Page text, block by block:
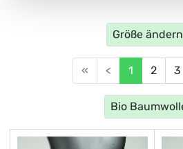
Größe ändern
« < 1 2 3
Bio